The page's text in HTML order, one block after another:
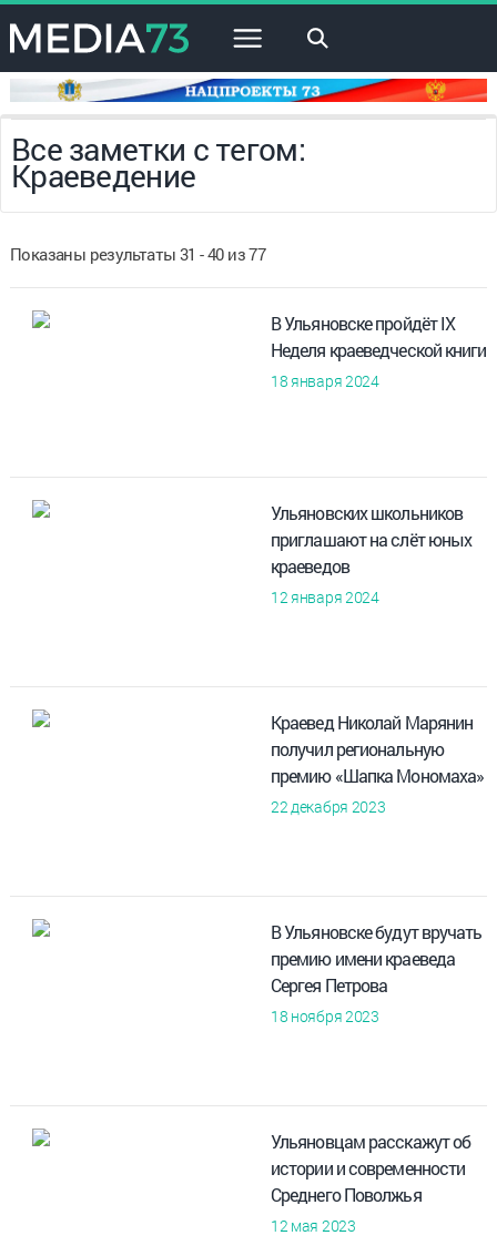
×
Все заметки с тегом:
Краеведение
Показаны результаты 31 - 40 из 77
В Ульяновске пройдёт IX
Неделя краеведческой книги
18 января 2024
Ульяновских школьников
приглашают на слёт юных
краеведов
12 января 2024
Краевед Николай Марянин
получил региональную
премию «Шапка Мономаха»
22 декабря 2023
В Ульяновске будут вручать
премию имени краеведа
Сергея Петрова
18 ноября 2023
Ульяновцам расскажут об
истории и современности
Среднего Поволжья
12 мая 2023